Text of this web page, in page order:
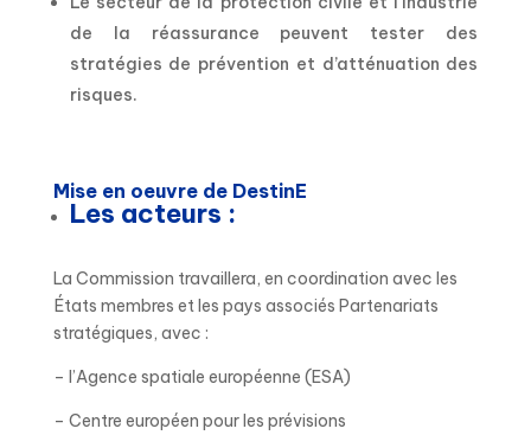
de la réassurance peuvent tester des
stratégies de prévention et d’atténuation des
risques.
Mise en oeuvre de DestinE
Les acteurs :
La Commission travaillera, en coordination avec les
États membres et les pays associés Partenariats
stratégiques, avec :
– l’Agence spatiale européenne (ESA)
– Centre européen pour les prévisions